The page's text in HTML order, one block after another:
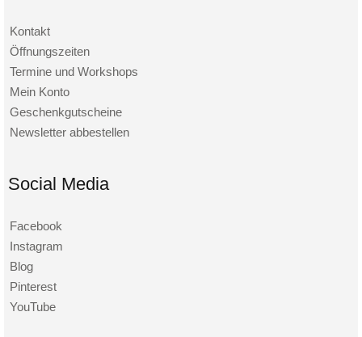
Kontakt
Öffnungszeiten
Termine und Workshops
Mein Konto
Geschenkgutscheine
Newsletter abbestellen
Social Media
Facebook
Instagram
Blog
Pinterest
YouTube